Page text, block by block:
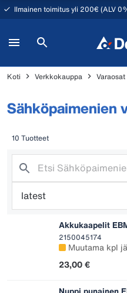
Ilmainen toimitus yli 200€ (ALV
Koti Verkkokauppa Varaosat
Sähköpaimenien
10 Tuotteet
latest
Akkukaapelit
2150045174
Muutama kpl
23,00 €